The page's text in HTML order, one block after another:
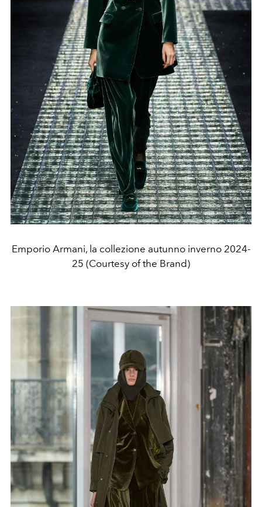
Emporio Armani, la collezione autunno inverno 2024-
25 (Courtesy of the Brand)